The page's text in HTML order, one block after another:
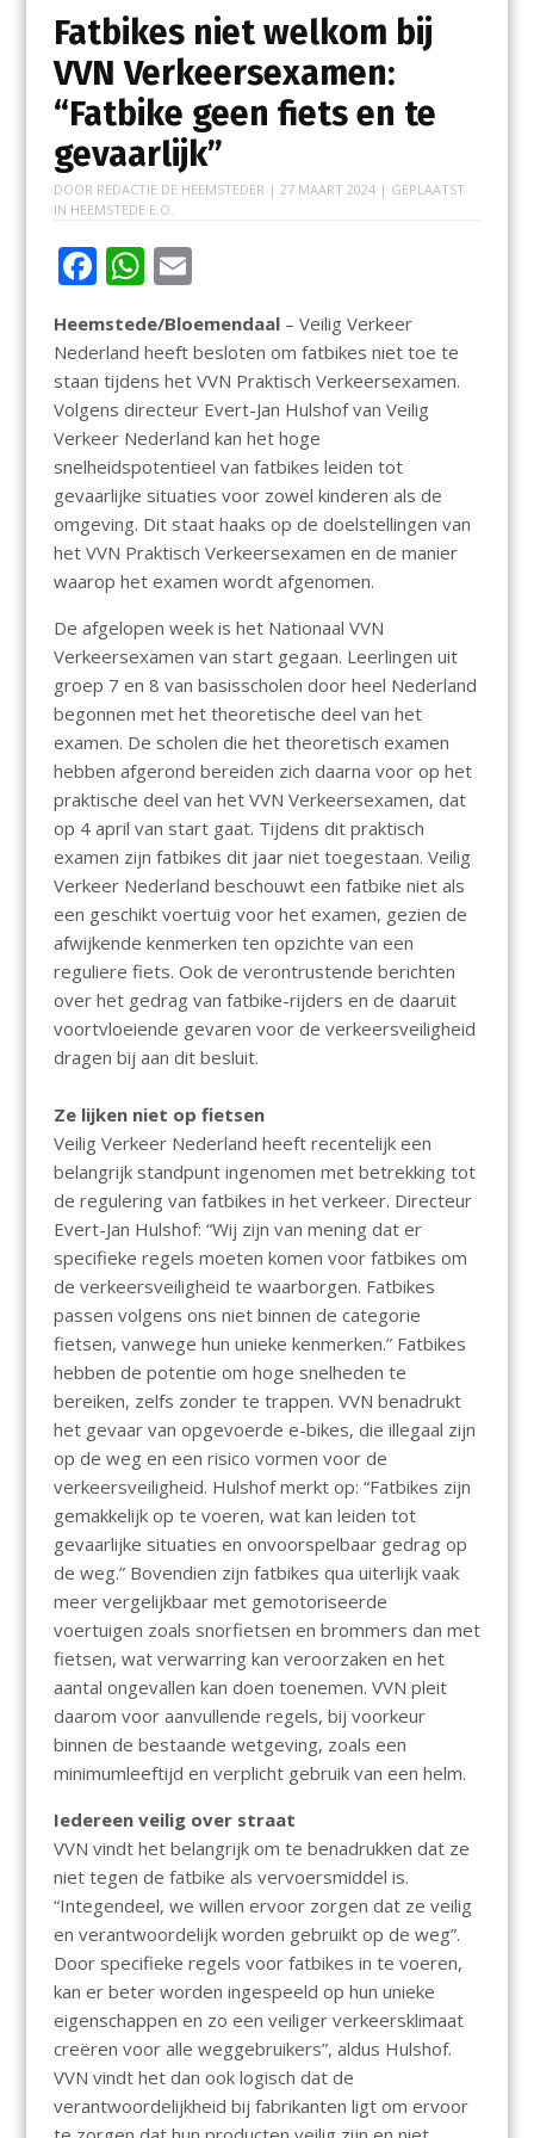
Fatbikes niet welkom bij
VVN Verkeersexamen:
“Fatbike geen fiets en te
gevaarlijk”
DOOR REDACTIE DE HEEMSTEDER | 27 MAART 2024| GEPLAATST
IN HEEMSTEDE E.O.
F
e
b
o
o
k
W
h
at
s
A
p
p
E
ai
l
Heemstede/Bloemendaal – Veilig Verkeer
Nederland heeft besloten om fatbikes niet toe te
staan tijdens het VVN Praktisch Verkeersexamen.
Volgens directeur Evert-Jan Hulshof van Veilig
Verkeer Nederland kan het hoge
snelheidspotentieel van fatbikes leiden tot
gevaarlijke situaties voor zowel kinderen als de
omgeving. Dit staat haaks op de doelstellingen van
het VVN Praktisch Verkeersexamen en de manier
waarop het examen wordt afgenomen.
De afgelopen week is het Nationaal VVN
Verkeersexamen van start gegaan. Leerlingen uit
groep 7 en 8 van basisscholen door heel Nederland
begonnen met het theoretische deel van het
examen. De scholen die het theoretisch examen
hebben afgerond bereiden zich daarna voor op het
praktische deel van het VVN Verkeersexamen, dat
op 4 april van start gaat. Tijdens dit praktisch
examen zijn fatbikes dit jaar niet toegestaan. Veilig
Verkeer Nederland beschouwt een fatbike niet als
een geschikt voertuig voor het examen, gezien de
afwijkende kenmerken ten opzichte van een
reguliere fiets. Ook de verontrustende berichten
over het gedrag van fatbike-rijders en de daaruit
voortvloeiende gevaren voor de verkeersveiligheid
dragen bij aan dit besluit.
Ze lijken niet op fietsen
Veilig Verkeer Nederland heeft recentelijk een
belangrijk standpunt ingenomen met betrekking tot
de regulering van fatbikes in het verkeer. Directeur
Evert-Jan Hulshof: “Wij zijn van mening dat er
specifieke regels moeten komen voor fatbikes om
de verkeersveiligheid te waarborgen. Fatbikes
passen volgens ons niet binnen de categorie
fietsen, vanwege hun unieke kenmerken.” Fatbikes
hebben de potentie om hoge snelheden te
bereiken, zelfs zonder te trappen. VVN benadrukt
het gevaar van opgevoerde e-bikes, die illegaal zijn
op de weg en een risico vormen voor de
verkeersveiligheid. Hulshof merkt op: “Fatbikes zijn
gemakkelijk op te voeren, wat kan leiden tot
gevaarlijke situaties en onvoorspelbaar gedrag op
de weg.” Bovendien zijn fatbikes qua uiterlijk vaak
meer vergelijkbaar met gemotoriseerde
voertuigen zoals snorfietsen en brommers dan met
fietsen, wat verwarring kan veroorzaken en het
aantal ongevallen kan doen toenemen. VVN pleit
daarom voor aanvullende regels, bij voorkeur
binnen de bestaande wetgeving, zoals een
minimumleeftijd en verplicht gebruik van een helm.
Iedereen veilig over straat
VVN vindt het belangrijk om te benadrukken dat ze
niet tegen de fatbike als vervoersmiddel is.
“Integendeel, we willen ervoor zorgen dat ze veilig
en verantwoordelijk worden gebruikt op de weg”.
Door specifieke regels voor fatbikes in te voeren,
kan er beter worden ingespeeld op hun unieke
eigenschappen en zo een veiliger verkeersklimaat
creëren voor alle weggebruikers”, aldus Hulshof.
VVN vindt het dan ook logisch dat de
verantwoordelijkheid bij fabrikanten ligt om ervoor